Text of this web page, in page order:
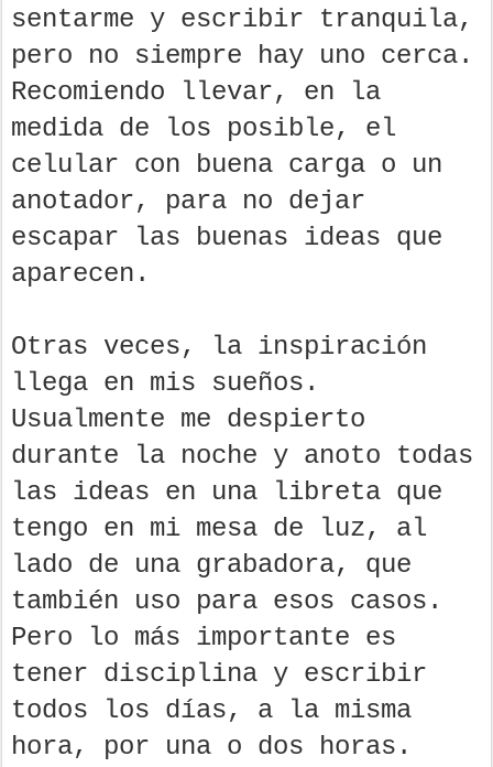
sentarme y escribir tranquila,
pero no siempre hay uno cerca.
Recomiendo llevar, en la
medida de los posible, el
celular con buena carga o un
anotador, para no dejar
escapar las buenas ideas que
aparecen.
Otras veces, la inspiración
llega en mis sueños.
Usualmente me despierto
durante la noche y anoto todas
las ideas en una libreta que
tengo en mi mesa de luz, al
lado de una grabadora, que
también uso para esos casos.
Pero lo más importante es
tener disciplina y escribir
todos los días, a la misma
hora, por una o dos horas.